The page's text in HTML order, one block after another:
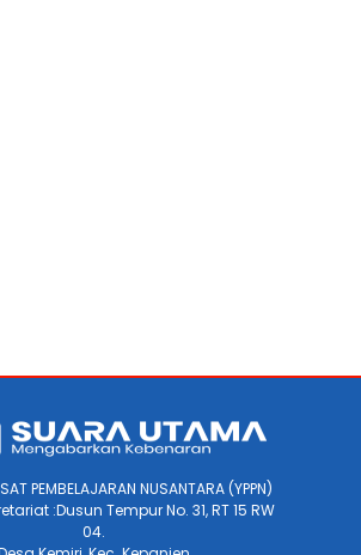
PEMBELAJARAN NUSANTARA (YPPN)
:Dusun Tempur No. 31, RT 15 RW
04.